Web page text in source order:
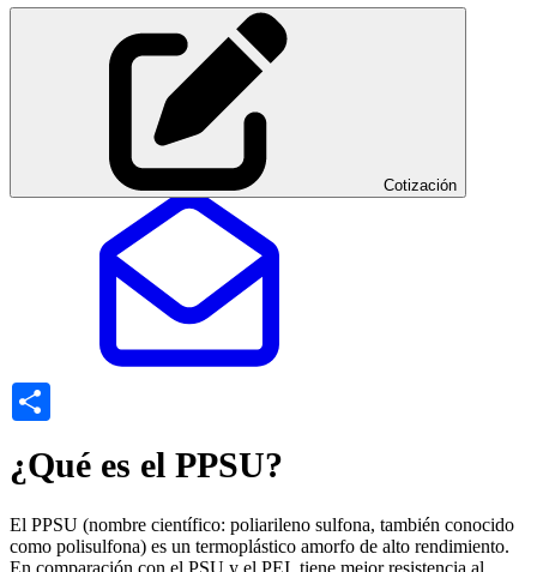
Cotización
¿Qué es el PPSU?
El PPSU (nombre científico: poliarileno sulfona, también conocido
como polisulfona) es un termoplástico amorfo de alto rendimiento.
En comparación con el PSU y el PEI, tiene mejor resistencia al